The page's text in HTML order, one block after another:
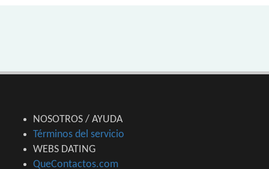
NOSOTROS / AYUDA
Términos del servicio
WEBS DATING
QueContactos.com